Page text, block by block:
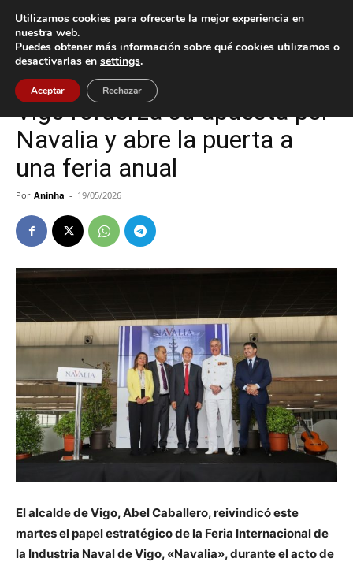
Inicio Tecnología
Tecnología Vigo
Vigo refuerza su apuesta por
Navalia y abre la puerta a
una feria anual
Por Aninha - 19/05/2026
El alcalde de Vigo, Abel Caballero, reivindicó este
martes el papel estratégico de la Feria Internacional de
la Industria Naval de Vigo, «Navalia», durante el acto de
Utilizamos cookies para ofrecerte la mejor experiencia en
nuestra web.
Puedes obtener más información sobre qué cookies utilizamos o
desactivarlas en settings.
Aceptar Rechazar